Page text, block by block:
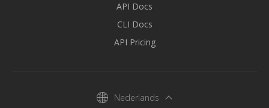
API Docs
CLI Docs
API Pricing
Nederlands